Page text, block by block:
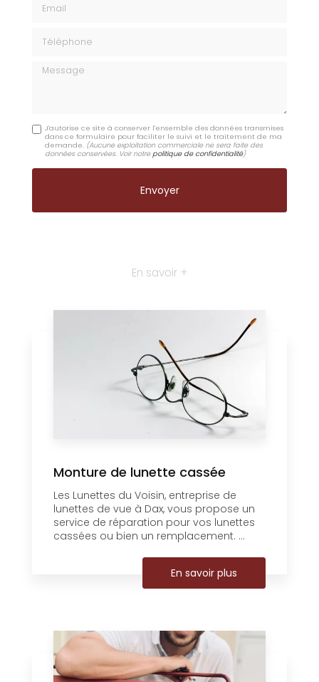
Message
J'autorise ce site à conserver l'ensemble des données transmises
dans ce formulaire pour faciliter le suivi et le traitement de ma
demande. (Aucune exploitation commerciale ne sera faite des
données conservées. Voir notrepolitique de confidentialité)
En savoir +
Monture de lunette cassée
Les Lunettes du Voisin, entreprise de
lunettes de vue à Dax, vous propose un
service de réparation pour vos lunettes
cassées ou bien un remplacement. ...
En savoir plus